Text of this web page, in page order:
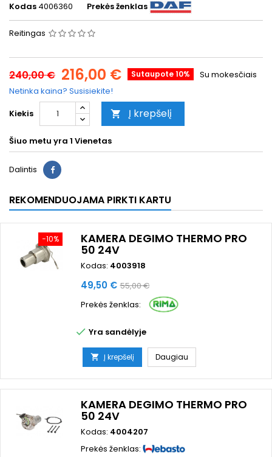
Kodas 4006360 Prekės ženklas
Reitingas
240,00 € 216,00 € Sutaupote 10%
Su mokesčiais
Netinka kaina? Susisiekite!
Kiekis
 Į krepšelį
Šiuo metu yra 1 Vienetas
Dalintis
REKOMENDUOJAMA PIRKTI KARTU
−10% KAMERA DEGIMO THERMO PRO
50 24V
Kodas: 4003918
Kaina
49,50 € Bazinė
kaina
55,00 €
Prekės ženklas:
 Yra sandėlyje
 Į krepšelį Daugiau
KAMERA DEGIMO THERMO PRO
50 24V
Kodas: 4004207
Prekės ženklas: